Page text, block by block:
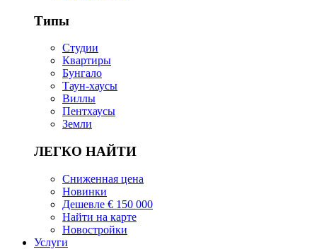
Типы
Студии
Квартиры
Бунгало
Таун-хаусы
Виллы
Пентхаусы
Земли
ЛЕГКО НАЙТИ
Сниженная цена
Новинки
Дешевле € 150 000
Найти на карте
Новостройки
Услуги